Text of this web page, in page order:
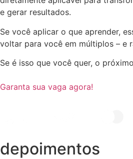
e gerar resultados.
Se você aplicar o que aprender,
voltar para você em múltiplos – e
Se é isso que você quer, o
Garanta sua vaga agora!
depoimentos